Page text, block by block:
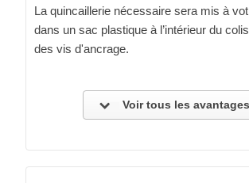
La quincaillerie nécessaire sera mis à
dans un sac plastique à l’intérieur du
des vis d'ancrage.
Voir tous les avantages